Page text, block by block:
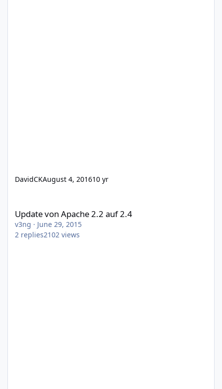
DavidCKAugust 4, 201610 yr
Update von Apache 2.2 auf 2.4
v3ng · June 29, 2015
2 replies2102 views